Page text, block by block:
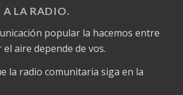
A LA RADIO.
popular la hacemos entre
el aire depende de vos.
la radio comunitaria siga en la